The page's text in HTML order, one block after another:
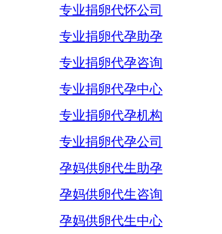
专业捐卵代怀公司
专业捐卵代孕助孕
专业捐卵代孕咨询
专业捐卵代孕中心
专业捐卵代孕机构
专业捐卵代孕公司
孕妈供卵代生助孕
孕妈供卵代生咨询
孕妈供卵代生中心